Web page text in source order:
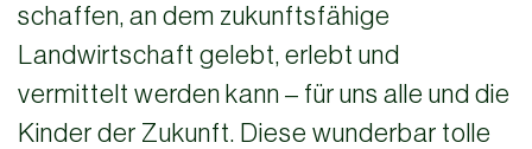
schaffen, an dem zukunftsfähige
Landwirtschaft gelebt, erlebt und
vermittelt werden kann – für uns alle und die
Kinder der Zukunft. Diese wunderbar tolle